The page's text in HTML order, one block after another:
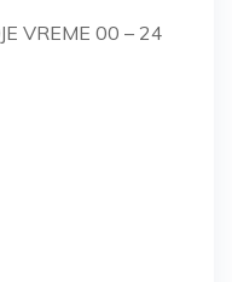
VREME 00 – 24